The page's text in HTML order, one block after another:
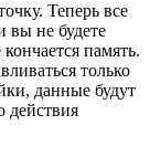
Теперь все
вы не будете
память.
только
данные будут
действия